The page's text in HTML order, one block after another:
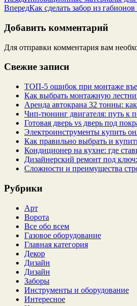
ВпередКак сделать забор из
Добавить комментарий
Для отправки комментария вам
Свежие записи
ТОП-5 ошибок при монтаже
Как выбрать монтажную
Аренда автокрана 32 тонны:
Чип‑тюнинг двигателя: путь
Готовая дверь vs дверь под
Электроинструменты купить
Как правильно выбрать и
Кондиционер на кухне: где
Дизайнерский ремонт под
Сложности и преимущества
Рубрики
Арт
Ворота
Все обо всем
Газовое оборудование
Главная категория
Декор
Дизайн
Дизайн
Заборы
Инструменты и оборудование
Интересное